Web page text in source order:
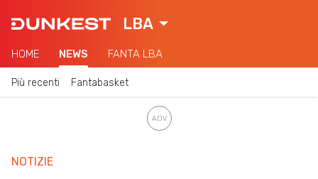
LBA
HOME NEWS FANTA LBA
Più recenti Fantabasket
NOTIZIE